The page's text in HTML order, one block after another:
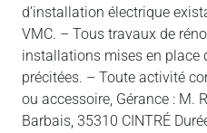
d’installation électrique
VMC. – Tous travaux de
installations mises en place
précitées. – Toute activité
ou accessoire, Gérance : M.
Barbais, 35310 CINTRÉ